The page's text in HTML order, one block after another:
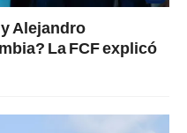
Alejandro
La FCF explicó